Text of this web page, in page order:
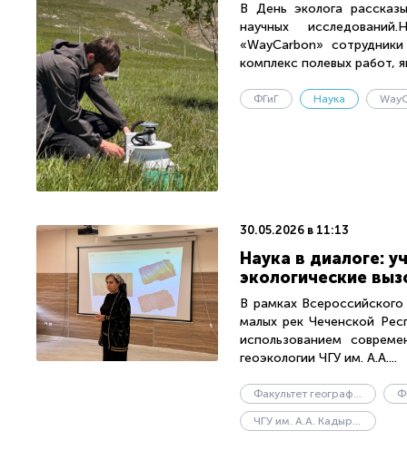
В День эколога
научных
«WayCarbon»
комплекс полевых работ,
ФГиГ Наука
30.05.2026 в 11:13
Наука в диалоге:
экологические
В рамках
малых рек Чеченской
использованием
геоэкологии ЧГУ им. А.А....
Факультет географии и геоэкологии
ЧГУ им. А.А. Кадырова